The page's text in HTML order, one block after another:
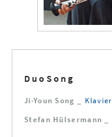
DuoSong
Ji-Youn Song _
Klavier
Stefan Hülsermann _